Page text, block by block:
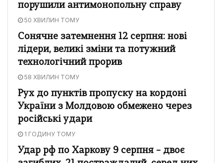
порушили антимонопольну справу
50 ХВИЛИН ТОМУ
Сонячне затемнення 12 серпня: нові
лідери, великі зміни та потужний
технологічний прорив
58 ХВИЛИН ТОМУ
Рух до пунктів пропуску на кордоні
України з Молдовою обмежено через
російські удари
1 ГОДИНУ ТОМУ
Удар рф по Харкову 9 серпня – двоє